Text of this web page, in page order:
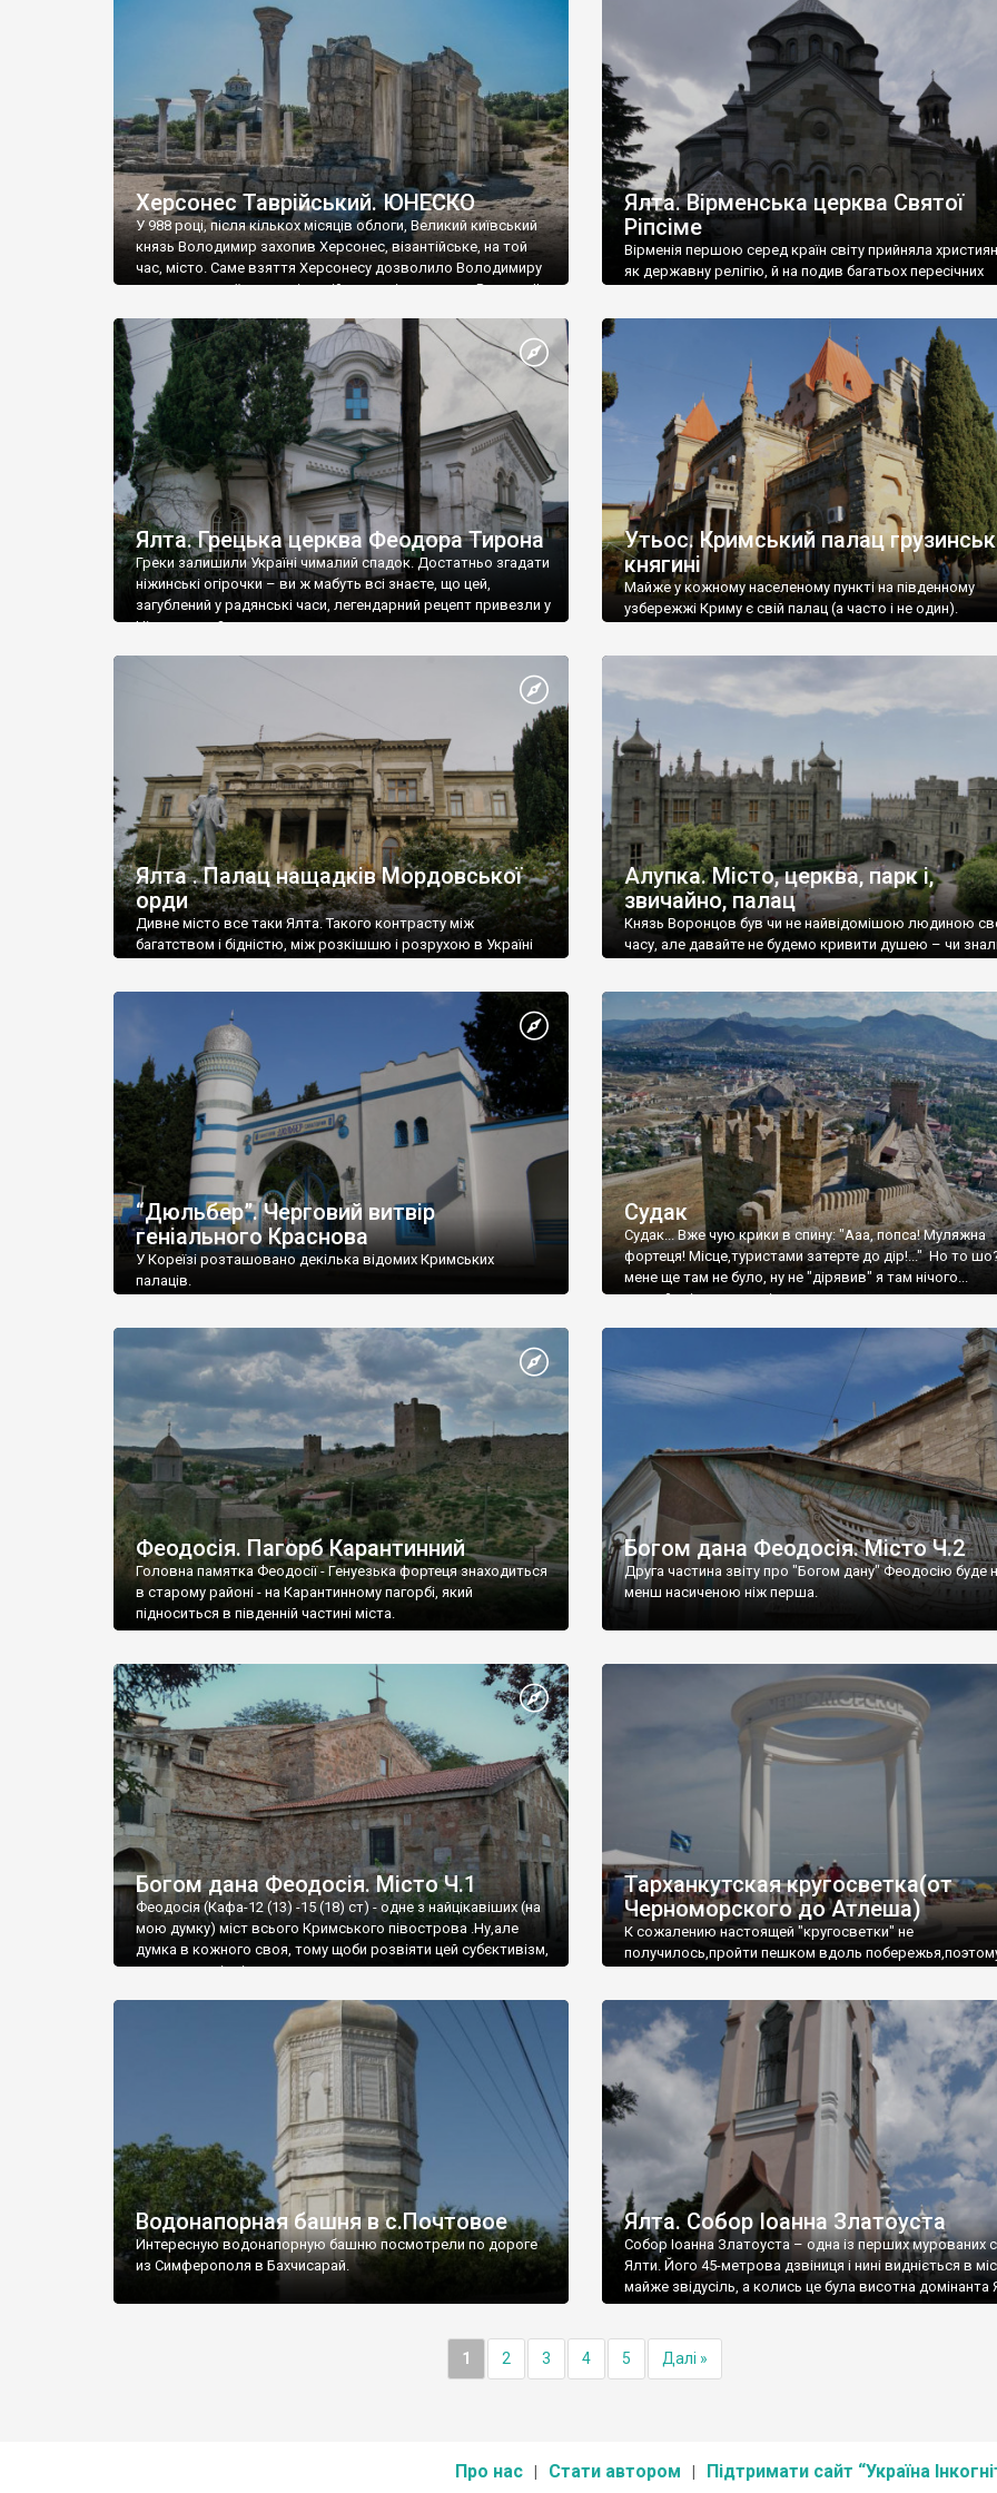
візантійської доби. Раритети викрадені з фондів об’єкту
культурної спадщини ЮНЕСКО «Херсонеса Таврійського».
Офіційно – на виставку «Золото Візантії», але експерти та
влада в Україні вважають це лише […]
називаються «повстяками» (postaki)…” “Вино. Крим
виробляє відмінне вино і його вдосталь: воно все
легке біле і дуже […]
Херсонес Таврійський. ЮНЕСКО
У 988 році, після кількох місяців облоги, Великий київський
князь Володимир захопив Херсонес, візантійське, на той
час, місто. Саме взяття Херсонесу дозволило Володимиру
диктувати свої умови візантійському імператору Василю ІІ,
Херсонесі Володимир-язичник, став Василем-
християнином. А потім було Хрещення Русі. На честь
Херсонесу Таврійського названо місто […]
Ялта. Вірменська церква Святої
Ріпсіме
Вірменія першою серед країн світу прийняла
як державну релігію, й на подив багатьох пересічних
Ялта. Грецька церква Феодора Тирона
Греки залишили Україні чималий спадок. Достатньо згадати
ніжинські огірочки – ви ж мабуть всі знаєте, що цей,
загублений у радянські часи, легендарний рецепт привезли у
Ніжин греки?
Утьос. Кримський палац
княгині
Майже у кожному населеному пункті на південному
узбережжі Криму є свій палац (а часто і не один).
Ялта . Палац нащадків Мордовської
орди
Дивне місто все таки Ялта. Такого контрасту між
багатством і бідністю, між розкішшю і розрухою в Україні
Алупка. Місто, церква, парк і,
звичайно, палац
Князь Воронцов був чи не найвідомішою людиною
часу, але давайте не будемо кривити душею – чи
“Дюльбер”. Черговий витвір
геніального Краснова
У Кореїзі розташовано декілька відомих Кримських
палаців.
Судак
Судак... Вже чую крики в спину: "Ааа, попса! Муляжна
фортеця! Місце,туристами затерте до дір!..." Но то
мене ще там не було, ну не "дірявив" я там нічого...
принаймні до цього літа.
Феодосія. Пагорб Карантинний
Головна памятка Феодосії - Генуезька фортеця знаходиться
в старому районі - на Карантинному пагорбі, який
підноситься в південній частині міста.
Богом дана Феодосія. Місто Ч.2
Друга частина звіту про "Богом дану" Феодосію буде
менш насиченою ніж перша.
Богом дана Феодосія. Місто Ч.1
Феодосія (Кафа-12 (13) -15 (18) ст) - одне з найцікавіших (на
мою думку) міст всього Кримського півострова .Ну,але
думка в кожного своя, тому щоби розвіяти цей субєктивізм,
запрошую відвідати це
Тарханкутская кругосветка(от
Черноморского до Атлеша)
К сожалению настоящей "кругосветки" не
получилось,пройти пешком вдоль
Водонапорная башня в с.Почтовое
Интересную водонапорную башню посмотрели по дороге
из Симферополя в Бахчисарай.
Ялта. Собор Іоанна Златоуста
Собор Іоанна Златоуста – одна із перших мурованих
Ялти. Його 45-метрова дзвіниця і нині видніється в
майже звідусіль, а колись це була висотна домінанта
1 2 3 4 5 Далі »
Про нас Стати автором Підтримати сайт “Україна